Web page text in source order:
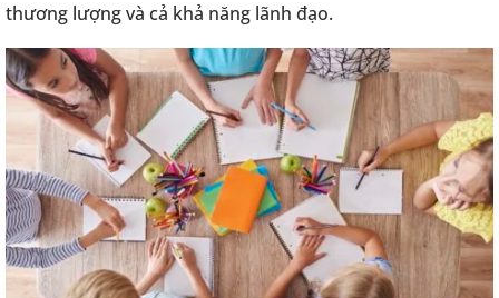
thương lượng và cả khả năng lãnh đạo.